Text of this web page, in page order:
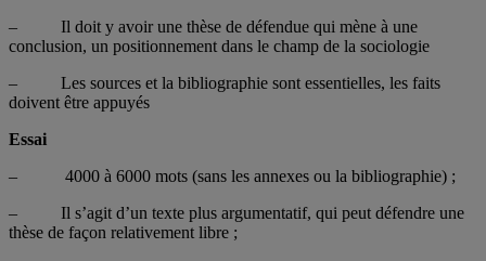
– Il doit y avoir une thèse de défendue qui mène à une
conclusion, un positionnement dans le champ de la sociologie
– Les sources et la bibliographie sont essentielles, les faits
doivent être appuyés
Essai
– 4000 à 6000 mots (sans les annexes ou la bibliographie) ;
– Il s’agit d’un texte plus argumentatif, qui peut défendre une
thèse de façon relativement libre ;